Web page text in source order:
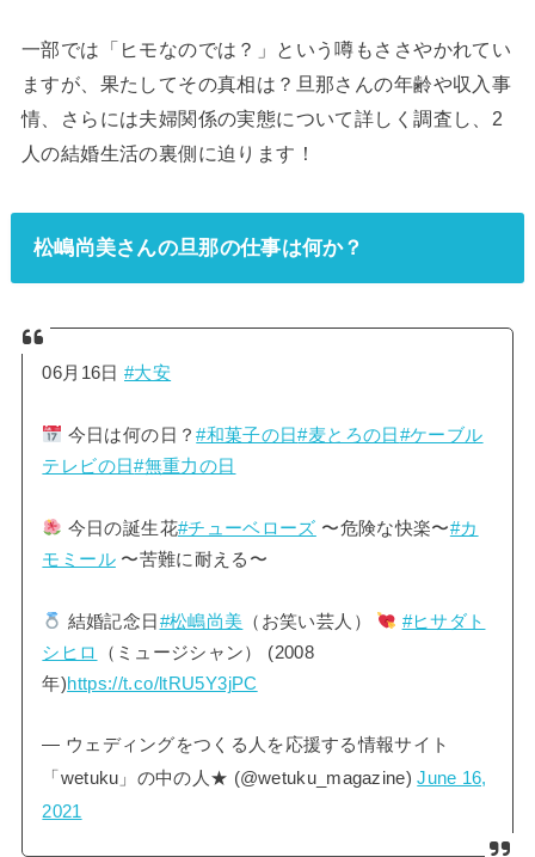
一部では「ヒモなのでは？」という噂もささやかれてい
ますが、果たしてその真相は？旦那さんの年齢や収入事
情、さらには夫婦関係の実態について詳しく調査し、2
人の結婚生活の裏側に迫ります！
松嶋尚美さんの旦那の仕事は何か？
06月16日 #大安
今日は何の日？#和菓子の日#麦とろの日 #ケーブル
テレビの日#無重力の日
今日の誕生花#チューベローズ 〜危険な快楽〜#カ
モミール〜苦難に耐える〜
結婚記念日 #松嶋尚美 （お笑い芸人）
#ヒサダト
シヒロ
（ミュージシャン） (2008
年)https://t.co/ltRU5Y3jPC
— ウェディングをつくる人を応援する情報サイト
「wetuku」の中の人★ (@wetuku_magazine)June 16,
2021